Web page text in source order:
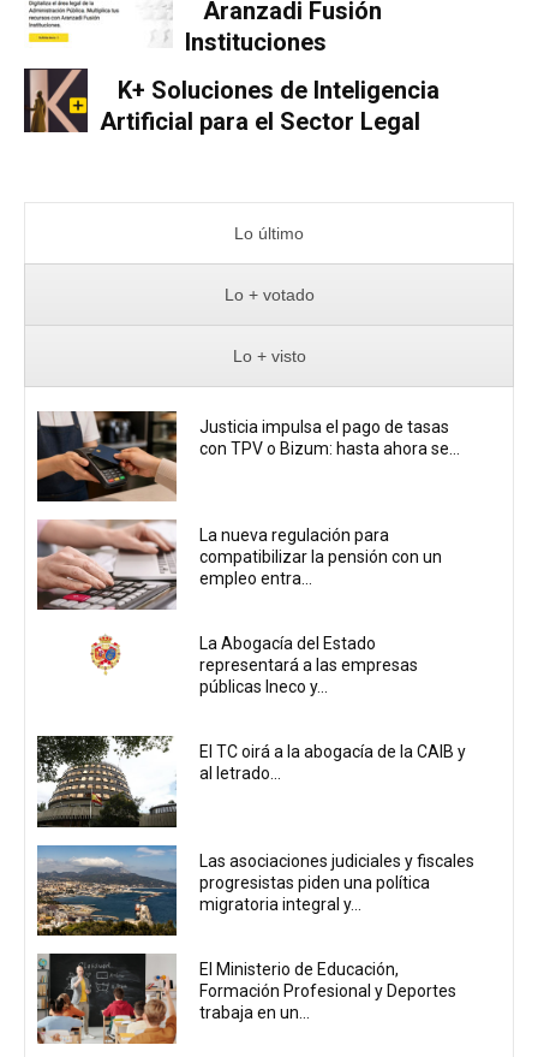
Aranzadi Fusión
Instituciones
K+ Soluciones de Inteligencia
Artificial para el Sector Legal
Lo último
Lo + votado
Lo + visto
Justicia impulsa el pago de tasas
con TPV o Bizum: hasta ahora se...
La nueva regulación para
compatibilizar la pensión con un
empleo entra...
La Abogacía del Estado
representará a las empresas
públicas Ineco y...
El TC oirá a la abogacía de la CAIB y
al letrado...
Las asociaciones judiciales y fiscales
progresistas piden una política
migratoria integral y...
El Ministerio de Educación,
Formación Profesional y Deportes
trabaja en un...